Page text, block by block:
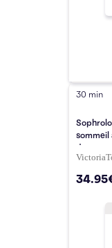
30 min
sommeil
douceur
Victoria